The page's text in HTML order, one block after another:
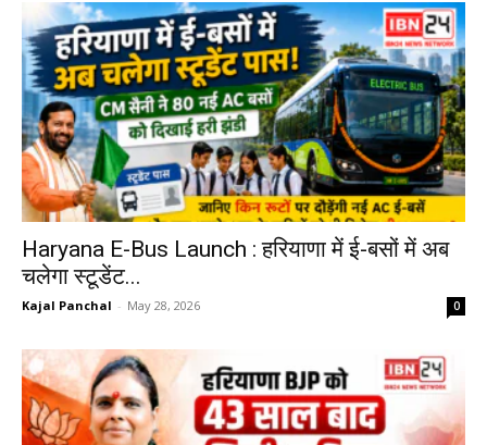
Haryana E-Bus Launch : हरियाणा में ई-बसों में अब
चलेगा स्टूडेंट...
Kajal Panchal - May 28, 2026 0